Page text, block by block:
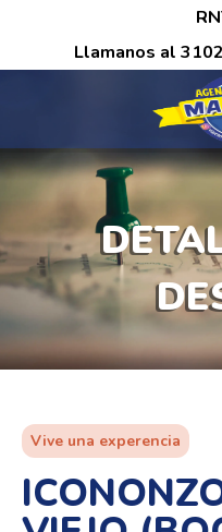
Llamanos al
Vive una experencia